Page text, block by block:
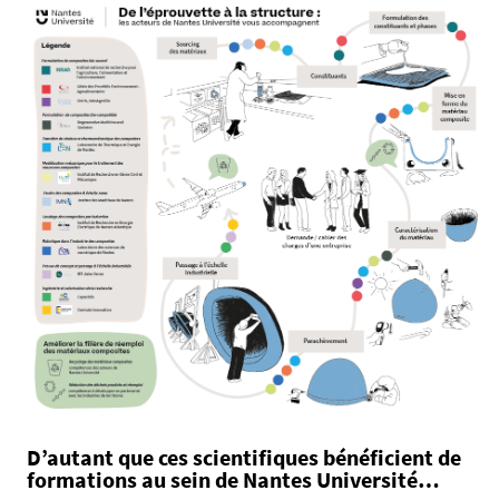
D’autant que ces scientifiques bénéficient de
formations au sein de Nantes Université…